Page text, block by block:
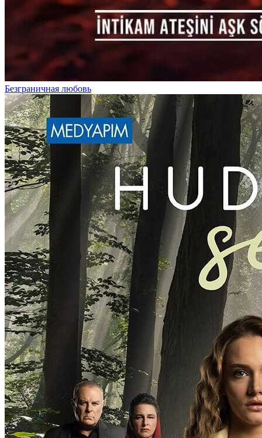
Безграничная любовь